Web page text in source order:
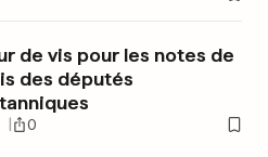
de vis pour les notes de
des députés
0